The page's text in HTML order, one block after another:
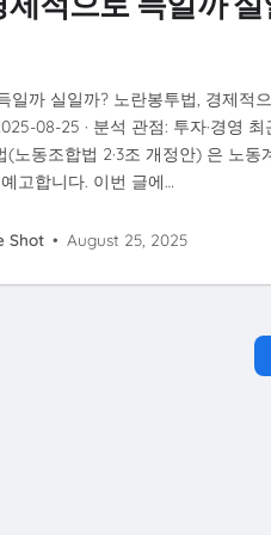
일까 실일까? 노란봉투법, 경제적
08-25 · 분석 관점: 투자·경영 최
노동조합법 2·3조 개정안) 은 노동
고합니다. 이번 글에…
Shot • August 25, 2025